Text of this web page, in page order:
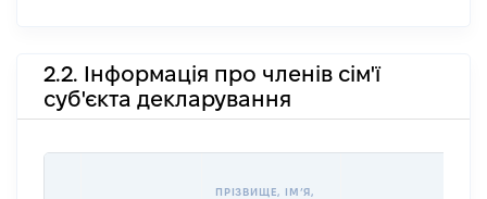
2.2. Інформація про членів сім'ї
суб'єкта декларування
ПРІЗВИЩЕ, ІМʼЯ,